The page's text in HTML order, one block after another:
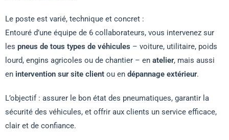
Le poste est varié, technique et concret :
Entouré d’une équipe de 6 collaborateurs, vous intervenez sur
les pneus de tous types de véhicules – voiture, utilitaire, poids
lourd, engins agricoles ou de chantier – en atelier, mais aussi
en intervention sur site client ou en dépannage extérieur.
L’objectif : assurer le bon état des pneumatiques, garantir la
sécurité des véhicules, et offrir aux clients un service efficace,
clair et de confiance.